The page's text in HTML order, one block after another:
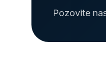
Pozovite